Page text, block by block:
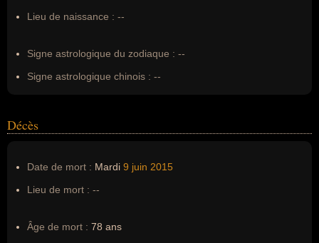
Lieu de naissance : --
Signe astrologique du zodiaque : --
Signe astrologique chinois : --
Décès
Date de mort : Mardi 9 juin 2015
Lieu de mort : --
Âge de mort : 78 ans